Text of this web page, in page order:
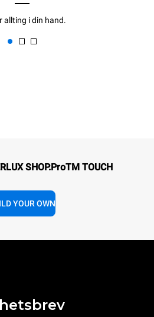
allting i din hand.
SHOP.ProTM TOUCH
YOUR OWN